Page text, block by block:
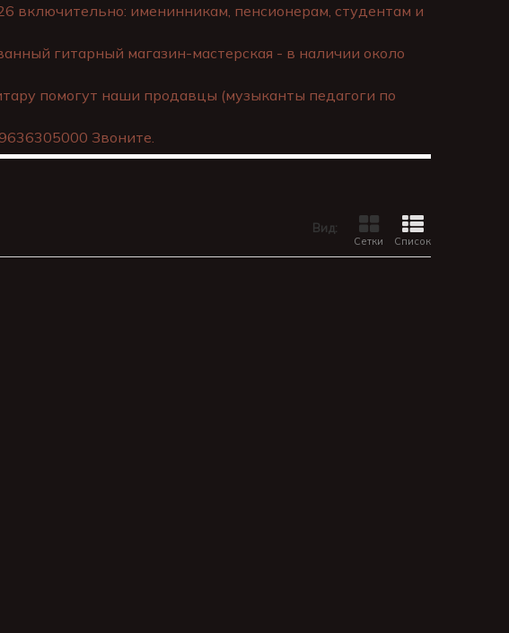
включительно: именинникам, пенсионерам, студентам и
гитарный магазин-мастерская - в наличии около
помогут наши продавцы (музыканты педагоги по
Звоните.
Вид:
Сетки Список